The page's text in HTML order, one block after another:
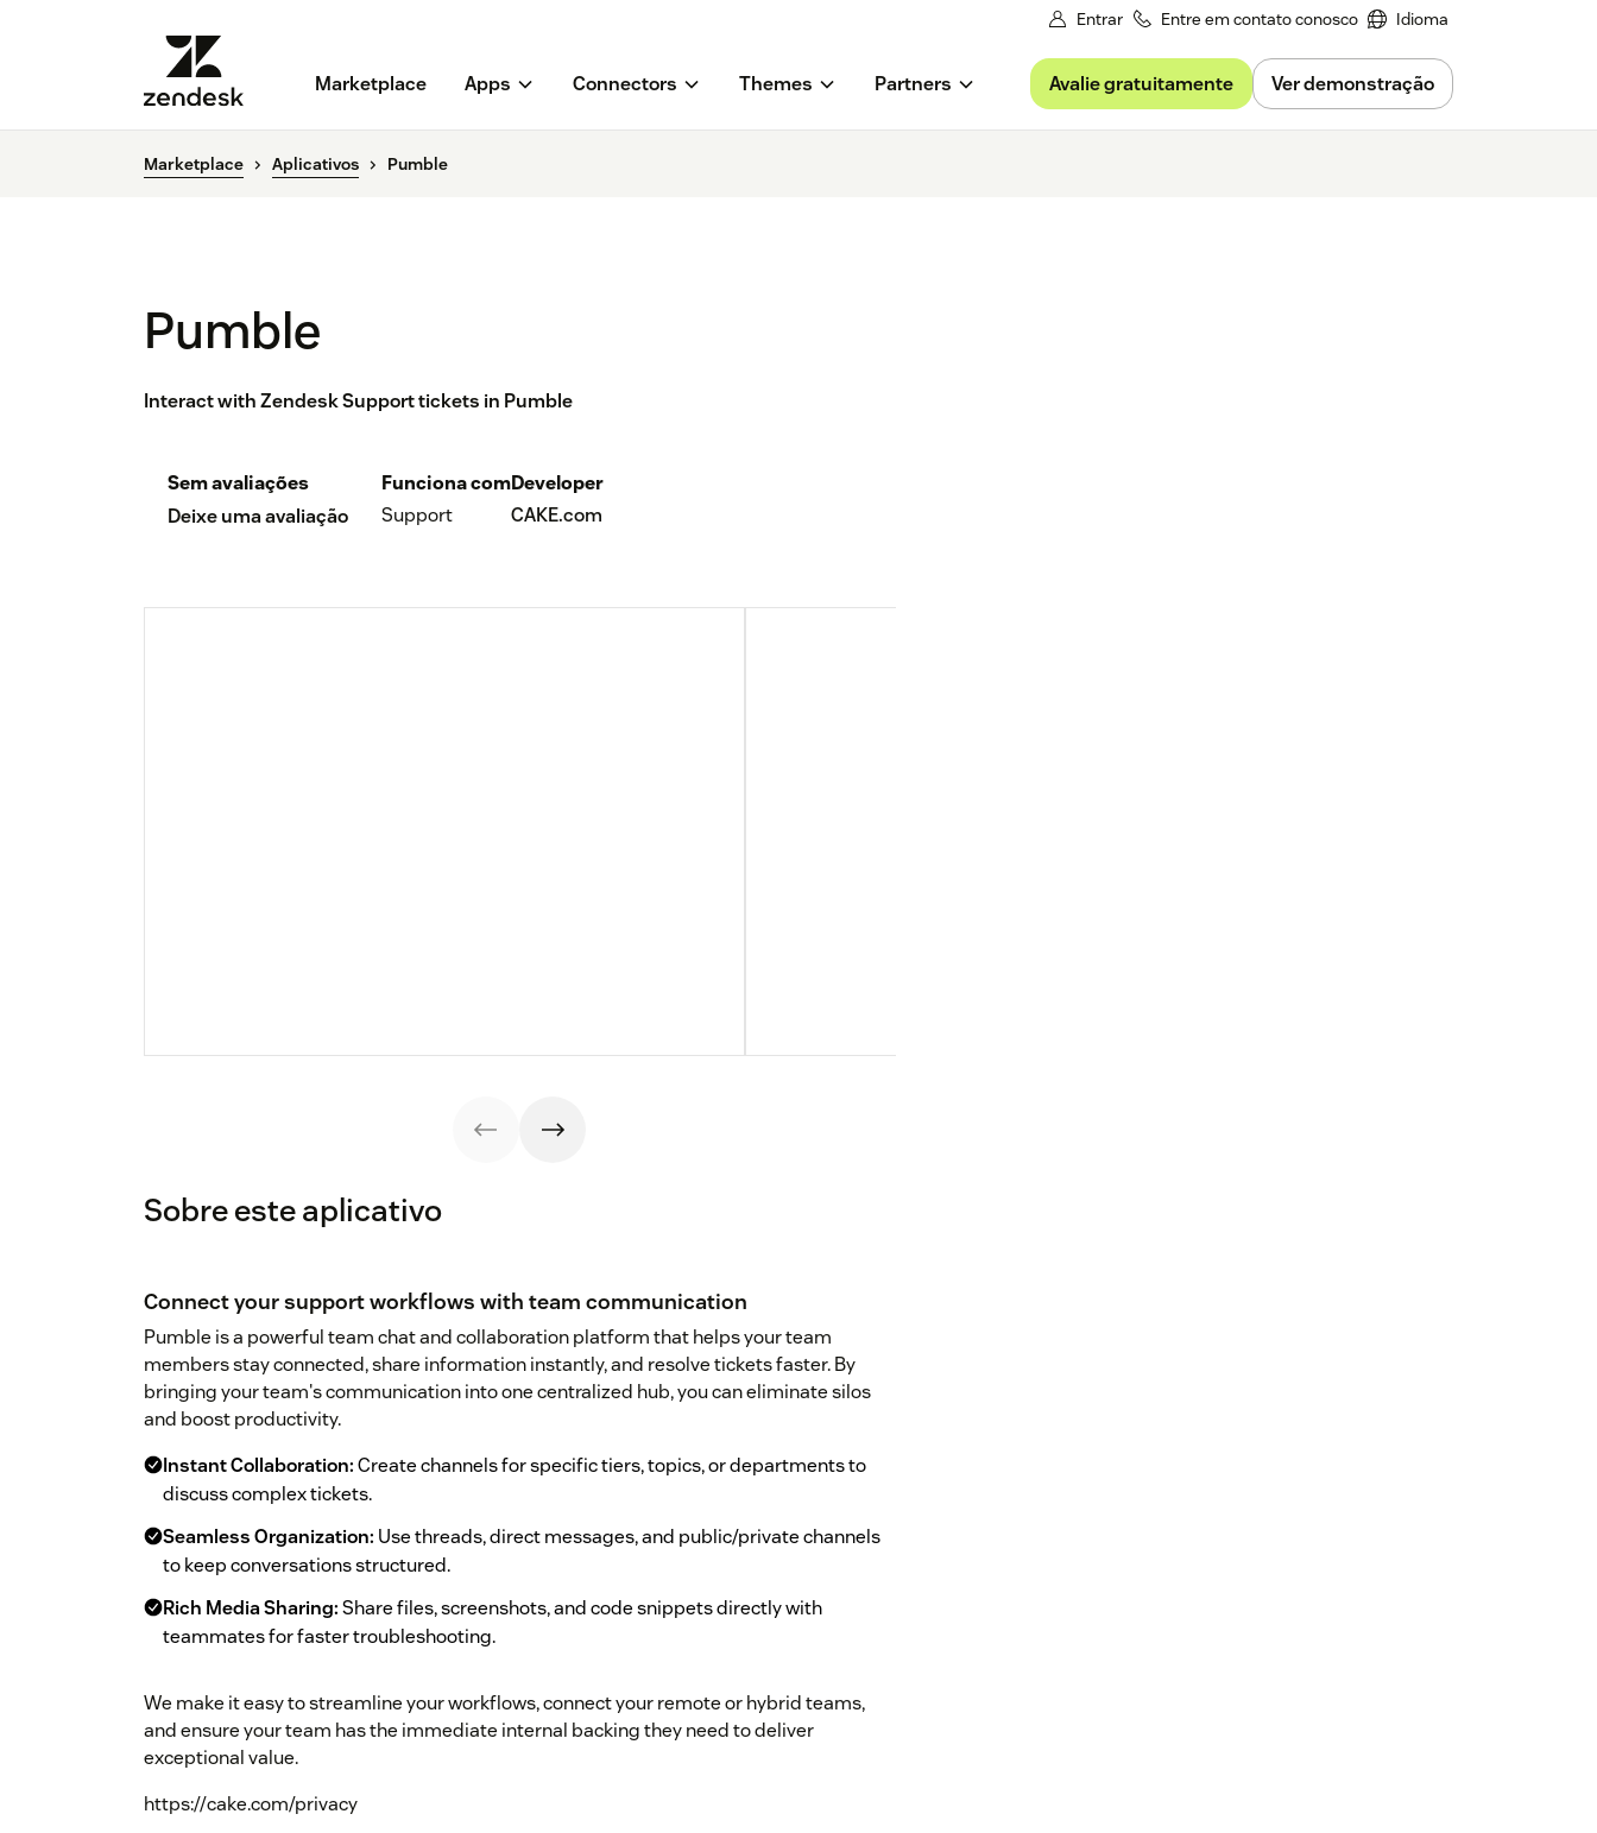
Entrar Entre em contato conosco Idioma
Marketplace Apps Connectors Themes Partners Avalie gratuitamente Ver demonstração
Marketplace Aplicativos Pumble
Pumble
Interact with Zendesk Support tickets in Pumble
Sem avaliações
Deixe uma avaliação
Funciona com
Support
Developer
CAKE.com
Sobre este aplicativo
Connect your support workflows with team communication
Pumble is a powerful team chat and collaboration platform that helps your team
members stay connected, share information instantly, and resolve tickets faster. By
bringing your team's communication into one centralized hub, you can eliminate silos
and boost productivity.
Instant Collaboration:Create channels for specific tiers, topics, or departments to
discuss complex tickets.
Seamless Organization: Use threads, direct messages, and public/private channels
to keep conversations structured.
Rich Media Sharing:Share files, screenshots, and code snippets directly with
teammates for faster troubleshooting.
We make it easy to streamline your workflows, connect your remote or hybrid teams,
and ensure your team has the immediate internal backing they need to deliver
exceptional value.
https://cake.com/privacy